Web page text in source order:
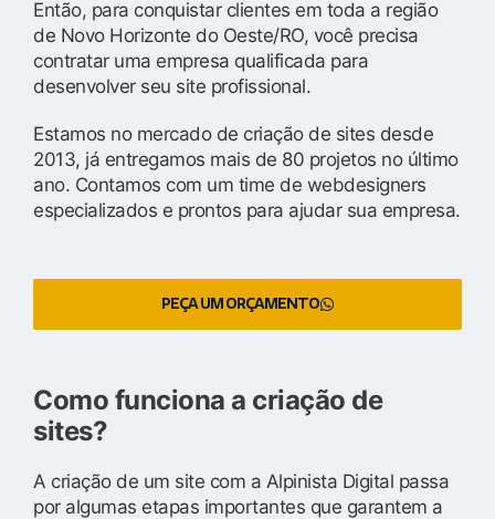
Então, para conquistar clientes em toda a região
de Novo Horizonte do Oeste/RO, você precisa
contratar uma empresa qualificada para
desenvolver seu site profissional.
Estamos no mercado de criação de sites desde
2013, já entregamos mais de 80 projetos no último
ano. Contamos com um time de webdesigners
especializados e prontos para ajudar sua empresa.
PEÇA UM ORÇAMENTO
Como funciona a criação de
sites?
A criação de um site com a Alpinista Digital passa
por algumas etapas importantes que garantem a